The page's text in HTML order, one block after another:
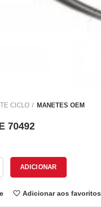
CICLO MANETES OEM
70492
ADICIONAR
Adicionar aos favoritos